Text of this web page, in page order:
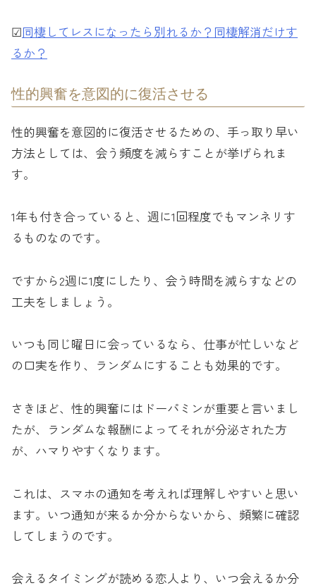
☑︎同棲してレスになったら別れるか？同棲解消だけす
るか？
性的興奮を意図的に復活させる
性的興奮を意図的に復活させるための、手っ取り早い
方法としては、会う頻度を減らすことが挙げられま
す。
1年も付き合っていると、週に1回程度でもマンネリす
るものなのです。
ですから2週に1度にしたり、会う時間を減らすなどの
工夫をしましょう。
いつも同じ曜日に会っているなら、仕事が忙しいなど
の口実を作り、ランダムにすることも効果的です。
さきほど、性的興奮にはドーパミンが重要と言いまし
たが、ランダムな報酬によってそれが分泌された方
が、ハマりやすくなります。
これは、スマホの通知を考えれば理解しやすいと思い
ます。いつ通知が来るか分からないから、頻繁に確認
してしまうのです。
会えるタイミングが読める恋人より、いつ会えるか分